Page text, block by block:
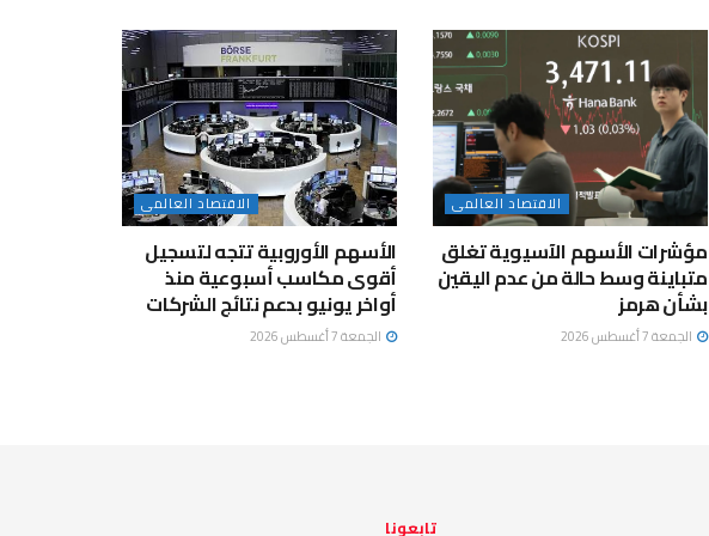
الاقتصاد العالمى
مؤشرات الأسهم الآسيوية تغلق
متباينة وسط حالة من عدم اليقين
بشأن هرمز
الجمعة 7 أغسطس 2026
الاقتصاد العالمى
الأسهم الأوروبية تتجه لتسجيل
أقوى مكاسب أسبوعية منذ
أواخر يونيو بدعم نتائج الشركات
الجمعة 7 أغسطس 2026
تابعونا